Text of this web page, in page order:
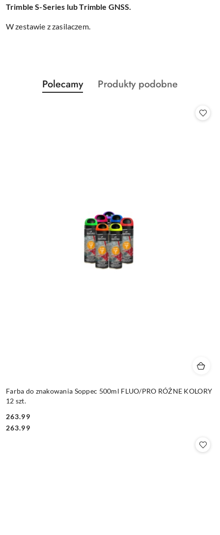
Trimble S-Series lub Trimble GNSS.
W zestawie z zasilaczem.
Pomiń karuzelę produktów
Produkty
o
Polecamy
Produkty
Produkty podobne
Farba do znakowania Soppec 500ml FLUO/PRO RÓŻNE KOLORY
12 szt.
Cena:
263.99
Cena:
263.99